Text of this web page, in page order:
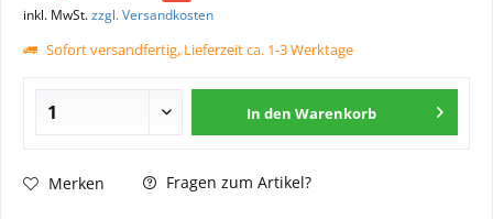
inkl. MwSt.zzgl. Versandkosten
Sofort versandfertig, Lieferzeit ca. 1-3 Werktage
In den Warenkorb
Merken Fragen zum Artikel?